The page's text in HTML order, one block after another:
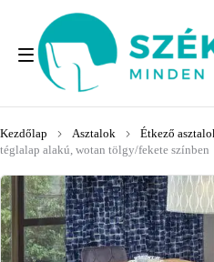
Kezdőlap Asztalok Étkező
téglalap alakú, wotan tölgy/fekete színben